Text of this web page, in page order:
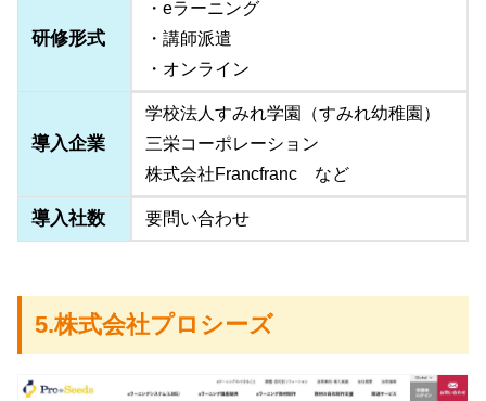
研修形式
・eラーニング
・講師派遣
・オンライン
導入企業
学校法人すみれ学園（すみれ幼稚園）
三栄コーポレーション
株式会社Francfranc など
導入社数 要問い合わせ
5.株式会社プロシーズ